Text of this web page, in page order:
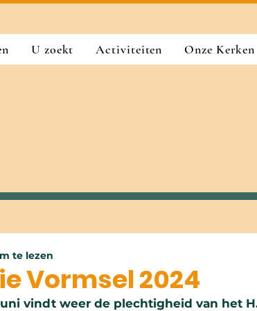
U zoekt Activiteiten Onze Kerken
Vormsel 2024
te lezen
vindt weer de plechtigheid van het